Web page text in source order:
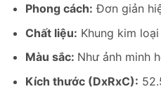
Phong cách: Đơn giản
Chất liệu: Khung kim
Màu sắc: Như ảnh minh
Kích thước (DxRxC):